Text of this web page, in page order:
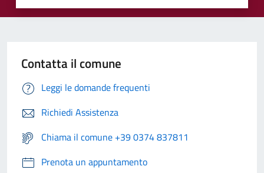
Contatta il comune
Leggi le domande frequenti
Richiedi Assistenza
Chiama il comune +39 0374 837811
Prenota un appuntamento